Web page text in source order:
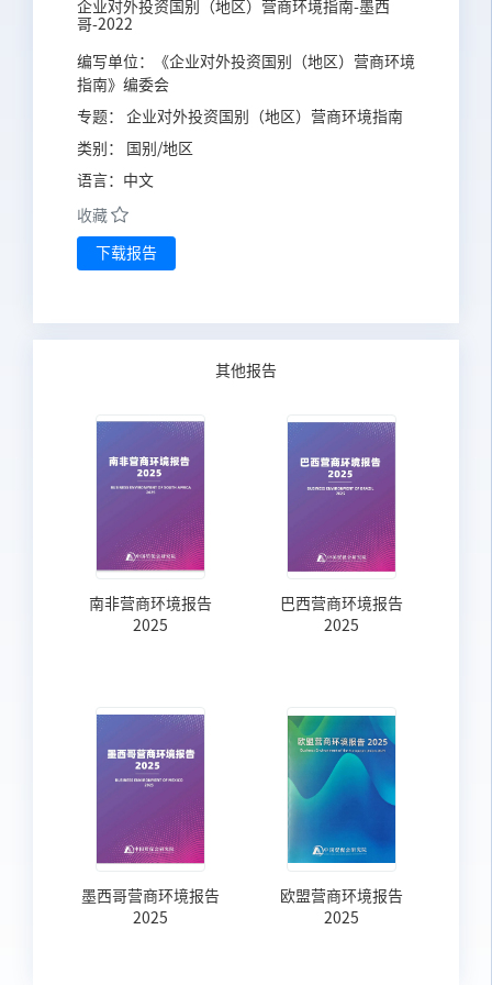
企业对外投资国别（地区）营商环境指南-墨西
哥-2022
编写单位：
《企业对外投资国别（地区）营商环境
指南》编委会
专题： 企业对外投资国别（地区）营商环境指南
类别： 国别/地区
语言： 中文
收藏
下载报告
其他报告
南非营商环境报告
2025
巴西营商环境报告
2025
墨西哥营商环境报告
2025
欧盟营商环境报告
2025